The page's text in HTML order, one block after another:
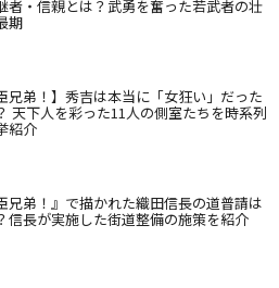
者・信親とは？武勇を奮った若武者の壮
期
兄弟！】秀吉は本当に「女狂い」だった
天下人を彩った11人の側室たちを時系列
紹介
兄弟！』で描かれた織田信長の道普請は
信長が実施した街道整備の施策を紹介